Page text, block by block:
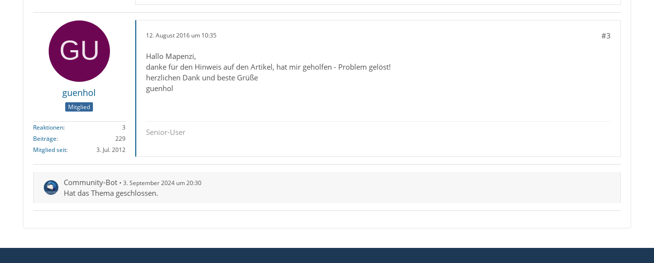
guenhol
Mitglied
Reaktionen
3
Beiträge
229
Mitglied seit
3. Jul. 2012
12. August 2016 um 10:35 #3
Hallo Mapenzi,
danke für den Hinweis auf den Artikel, hat mir geholfen - Problem gelöst!
herzlichen Dank und beste Grüße
guenhol
Senior-User
Community-Bot 3. September 2024 um 20:30
Hat das Thema geschlossen.